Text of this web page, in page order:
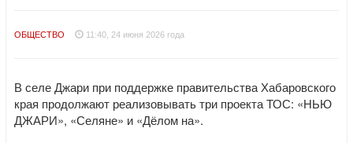
ОБЩЕСТВО 11:40, 24 июня 2026 года
В селе Джари при поддержке правительства Хабаровского
края продолжают реализовывать три проекта ТОС: «НЬЮ
ДЖАРИ», «Селяне» и «Дёлом на».